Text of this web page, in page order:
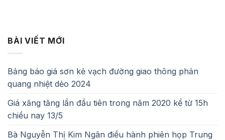
BÀI VIẾT MỚI
Bảng báo giá sơn kẻ vạch đường giao thông phản
quang nhiệt dẻo 2024
Giá xăng tăng lần đầu tiên trong năm 2020 kể từ 15h
chiều nay 13/5
Bà Nguyễn Thị Kim Ngân điều hành phiên họp Trung